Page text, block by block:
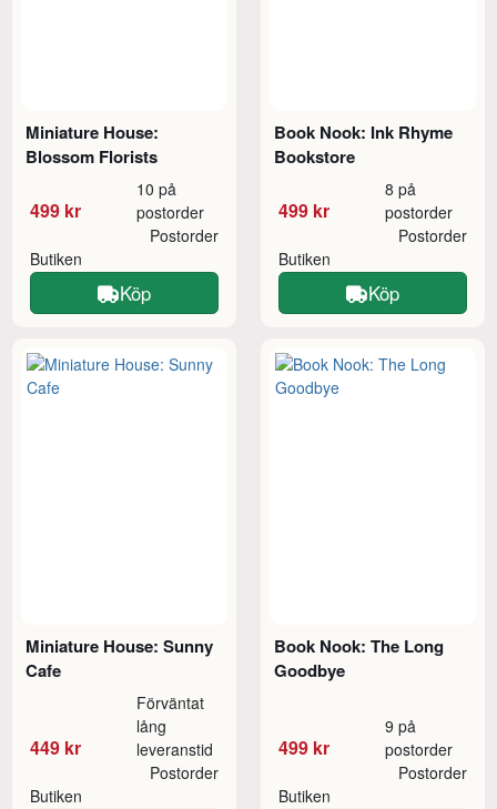
Miniature House:
Blossom Florists
499 kr
10 på
postorder
Butiken
Postorder
Köp
Book Nook: Ink Rhyme
Bookstore
499 kr
8 på
postorder
Butiken
Postorder
Köp
Miniature House: Sunny
Cafe
449 kr
Förväntat
lång
leveranstid
Butiken
Postorder
Book Nook: The Long
Goodbye
499 kr
9 på
postorder
Butiken
Postorder